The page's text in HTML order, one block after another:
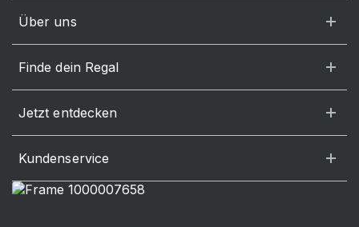
Über uns
Finde dein Regal
Jetzt entdecken
Kundenservice